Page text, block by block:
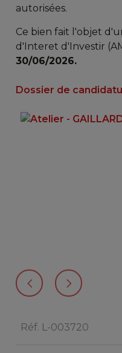
autorisées.
Ce bien fait l'objet
d'Interet d'Investir
30/06/2026.
Dossier de
Réf. L-003720